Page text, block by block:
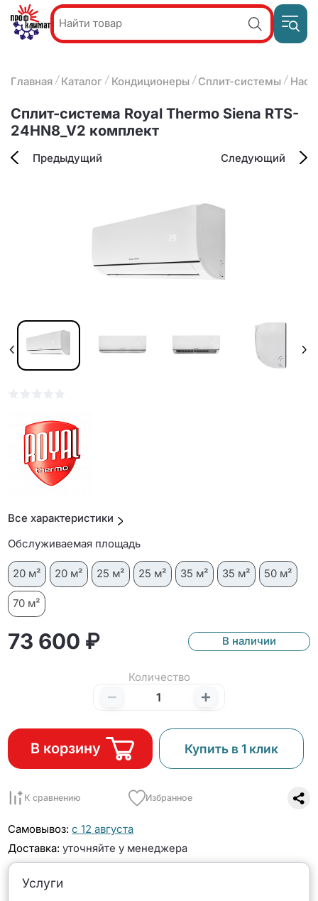
Акции и
О компании
Наши услуги
Оплата и доставка
8
25-
Главная Каталог Кондиционеры Сплит-системы
Сплит-система Royal Thermo Siena RTS-
24HN8_V2 комплект
Предыдущий Следующий
Все характеристики
Обслуживаемая площадь
20 м² 20 м² 25 м² 25 м² 35 м² 35 м² 50 м²
70 м²
73 600 ₽ В наличии
Количество
В корзину Купить в 1 клик
К сравнению Избранное
Самовывоз: с 12 августа
Доставка: уточняйте у менеджера
Услуги